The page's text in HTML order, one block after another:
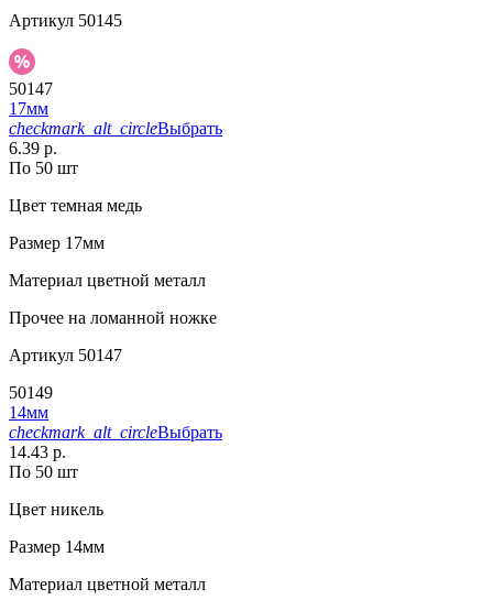
Артикул 50145
50147
17мм
checkmark_alt_circleВыбрать
6.39 р.
По 50 шт
Цвет темная медь
Размер 17мм
Материал цветной металл
Прочее на ломанной ножке
Артикул 50147
50149
14мм
checkmark_alt_circleВыбрать
14.43 р.
По 50 шт
Цвет никель
Размер 14мм
Материал цветной металл